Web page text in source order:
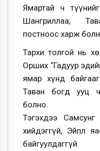
Ямартай ч
Шангриллаа,
постноос харж
Тархи толгой нь
Орших “Гадуур
ямар хүнд
Таван богд ууц
болно.
Тэгэхдээ
хийдэггүй, Эйпл
байгуулдаггүй.